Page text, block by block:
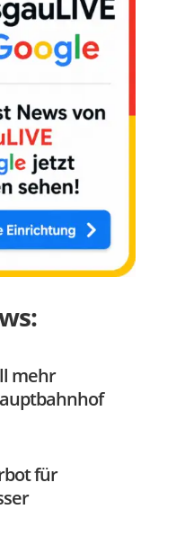
mehr
für